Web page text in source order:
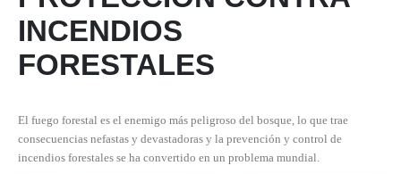
INCENDIOS
FORESTALES
El fuego forestal es el enemigo más peligroso del bosque, lo que trae
consecuencias nefastas y devastadoras y la prevención y control de
incendios forestales se ha convertido en un problema mundial.